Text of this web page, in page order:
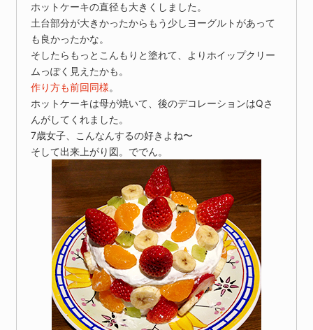
ホットケーキの直径も大きくしました。
土台部分が大きかったからもう少しヨーグルトがあって
も良かったかな。
そしたらもっとこんもりと塗れて、よりホイップクリー
ムっぽく見えたかも。
作り方も前回同様。
ホットケーキは母が焼いて、後のデコレーションはQさ
んがしてくれました。
7歳女子、こんなんするの好きよね〜
そして出来上がり図。ででん。